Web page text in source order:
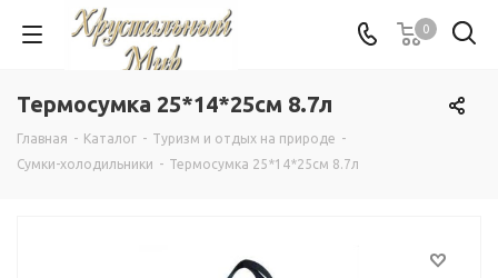
0
Термосумка 25*14*25см 8.7л
Главная - Каталог - Туризм и отдых на природе -
Сумки-холодильники - Термосумка 25*14*25см 8.7л